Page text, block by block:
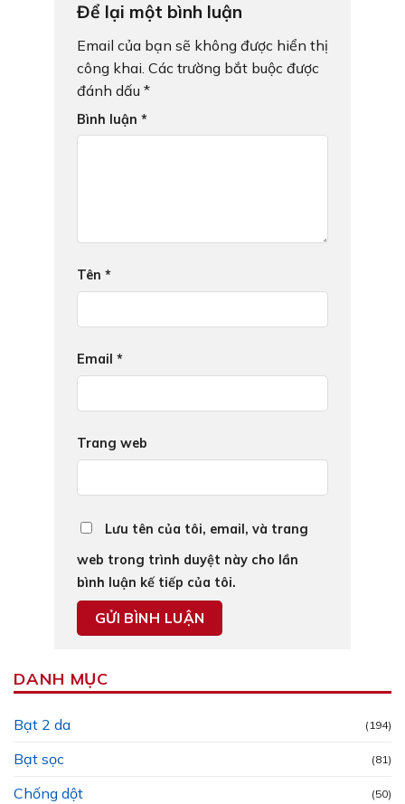
Để lại một bình luận
Email của bạn sẽ không được hiển thị
công khai. Các trường bắt buộc được
đánh dấu *
Bình luận *
Tên *
Email *
Trang web
Lưu tên của tôi, email, và trang
web trong trình duyệt này cho lần
bình luận kế tiếp của tôi.
DANH MỤC
Bạt 2 da (194)
Bạt sọc (81)
Chống dột (50)